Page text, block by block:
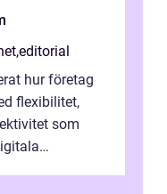
,editorial
hur företag
flexibilitet,
som